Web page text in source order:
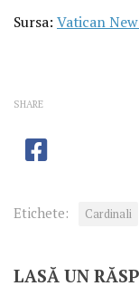
Sursa: Vatican
SHARE
Etichete: Cardinali
LASĂ UN